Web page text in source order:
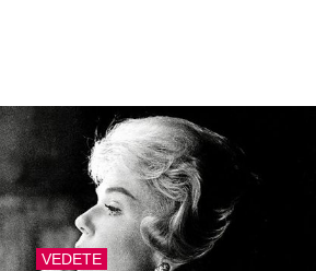
VEDETE